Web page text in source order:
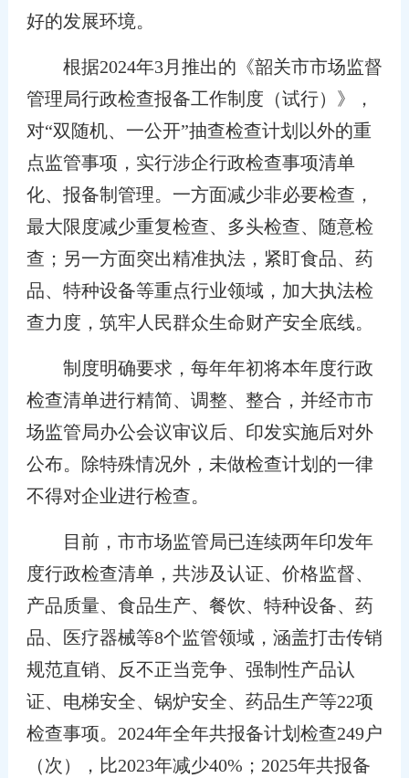
好的发展环境。
根据2024年3月推出的《韶关市市场监督
管理局行政检查报备工作制度（试行）》，
对“双随机、一公开”抽查检查计划以外的重
点监管事项，实行涉企行政检查事项清单
化、报备制管理。一方面减少非必要检查，
最大限度减少重复检查、多头检查、随意检
查；另一方面突出精准执法，紧盯食品、药
品、特种设备等重点行业领域，加大执法检
查力度，筑牢人民群众生命财产安全底线。
制度明确要求，每年年初将本年度行政
检查清单进行精简、调整、整合，并经市市
场监管局办公会议审议后、印发实施后对外
公布。除特殊情况外，未做检查计划的一律
不得对企业进行检查。
目前，市市场监管局已连续两年印发年
度行政检查清单，共涉及认证、价格监督、
产品质量、食品生产、餐饮、特种设备、药
品、医疗器械等8个监管领域，涵盖打击传销
规范直销、反不正当竞争、强制性产品认
证、电梯安全、锅炉安全、药品生产等22项
检查事项。2024年全年共报备计划检查249户
（次），比2023年减少40%；2025年共报备